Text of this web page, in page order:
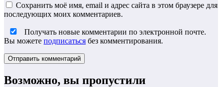
Сохранить моё имя, email и адрес сайта в этом браузере для
последующих моих комментариев.
Получать новые комментарии по электронной почте.
Вы можете подписаться без комментирования.
Возможно, вы пропустили